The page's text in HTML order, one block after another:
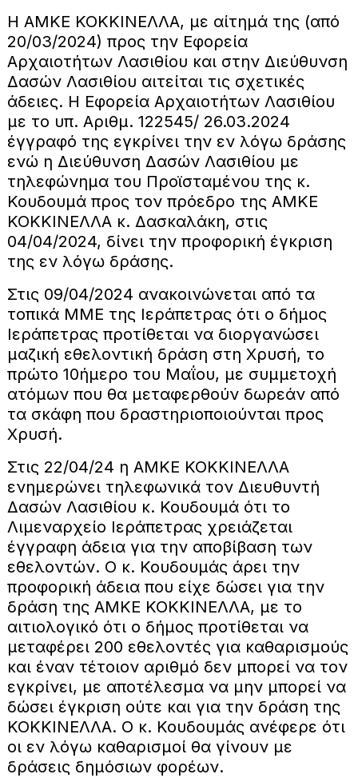
Η ΑΜΚΕ ΚΟΚΚΙΝΕΛΛΑ, με αίτημά της (από
20/03/2024) προς την Εφορεία
Αρχαιοτήτων Λασιθίου και στην Διεύθυνση
Δασών Λασιθίου αιτείται τις σχετικές
άδειες. Η Εφορεία Αρχαιοτήτων Λασιθίου
με το υπ. Αριθμ. 122545/ 26.03.2024
έγγραφό της εγκρίνει την εν λόγω δράσης
ενώ η Διεύθυνση Δασών Λασιθίου με
τηλεφώνημα του Προϊσταμένου της κ.
Κουδουμά προς τον πρόεδρο της ΑΜΚΕ
ΚΟΚΚΙΝΕΛΛΑ κ. Δασκαλάκη, στις
04/04/2024, δίνει την προφορική έγκριση
της εν λόγω δράσης.
Στις 09/04/2024 ανακοινώνεται από τα
τοπικά ΜΜΕ της Ιεράπετρας ότι ο δήμος
Ιεράπετρας προτίθεται να διοργανώσει
μαζική εθελοντική δράση στη Χρυσή, το
πρώτο 10ήμερο του Μαΐου, με συμμετοχή
ατόμων που θα μεταφερθούν δωρεάν από
τα σκάφη που δραστηριοποιούνται προς
Χρυσή.
Στις 22/04/24 η ΑΜΚΕ ΚΟΚΚΙΝΕΛΛΑ
ενημερώνει τηλεφωνικά τον Διευθυντή
Δασών Λασιθίου κ. Κουδουμά ότι το
Λιμεναρχείο Ιεράπετρας χρειάζεται
έγγραφη άδεια για την αποβίβαση των
εθελοντών. Ο κ. Κουδουμάς άρει την
προφορική άδεια που είχε δώσει για την
δράση της ΑΜΚΕ ΚΟΚΚΙΝΕΛΛΑ, με το
αιτιολογικό ότι ο δήμος προτίθεται να
μεταφέρει 200 εθελοντές για καθαρισμούς
και έναν τέτοιον αριθμό δεν μπορεί να τον
εγκρίνει, με αποτέλεσμα να μην μπορεί να
δώσει έγκριση ούτε και για την δράση της
ΚΟΚΚΙΝΕΛΛΑ. Ο κ. Κουδουμάς ανέφερε ότι
οι εν λόγω καθαρισμοί θα γίνουν με
δράσεις δημόσιων φορέων.